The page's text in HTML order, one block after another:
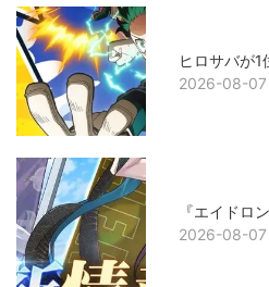
ヒロサバが1
2026-08-
『エイドロ
2026-08-